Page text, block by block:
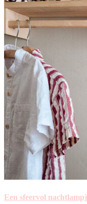
Een sfeervol